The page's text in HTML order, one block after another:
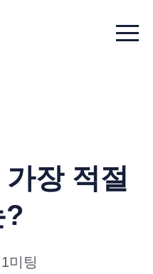
Menu
장 적절
?
미팅